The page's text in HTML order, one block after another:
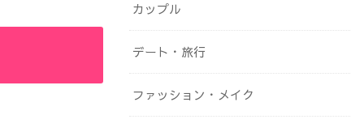
カップル
デート・旅行
ファッション・メイク